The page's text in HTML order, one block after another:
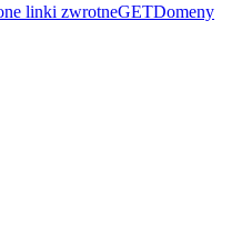
linki zwrotneGETDomeny